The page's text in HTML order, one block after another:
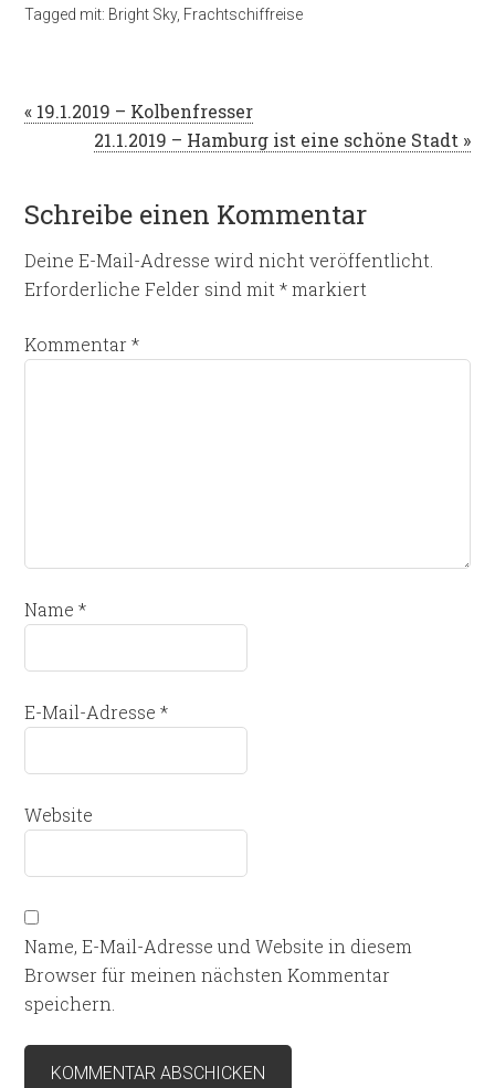
Tagged mit: Bright Sky, Frachtschiffreise
« 19.1.2019 – Kolbenfresser
21.1.2019 – Hamburg ist eine schöne Stadt »
Schreibe einen Kommentar
Deine E-Mail-Adresse wird nicht veröffentlicht.
Erforderliche Felder sind mit*markiert
Kommentar*
Name*
E-Mail-Adresse*
Website
Name, E-Mail-Adresse und Website in diesem
Browser für meinen nächsten Kommentar
speichern.